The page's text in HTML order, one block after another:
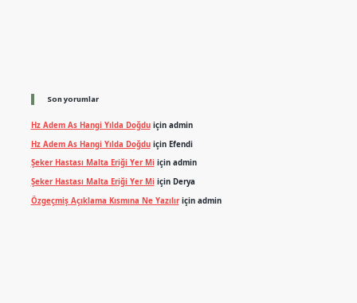
Son yorumlar
Hz Adem As Hangi Yılda Doğduiçin admin
Hz Adem As Hangi Yılda Doğduiçin Efendi
Şeker Hastası Malta Eriği Yer Miiçin admin
Şeker Hastası Malta Eriği Yer Miiçin Derya
Özgeçmiş Açıklama Kısmına Ne Yazılıriçin admin